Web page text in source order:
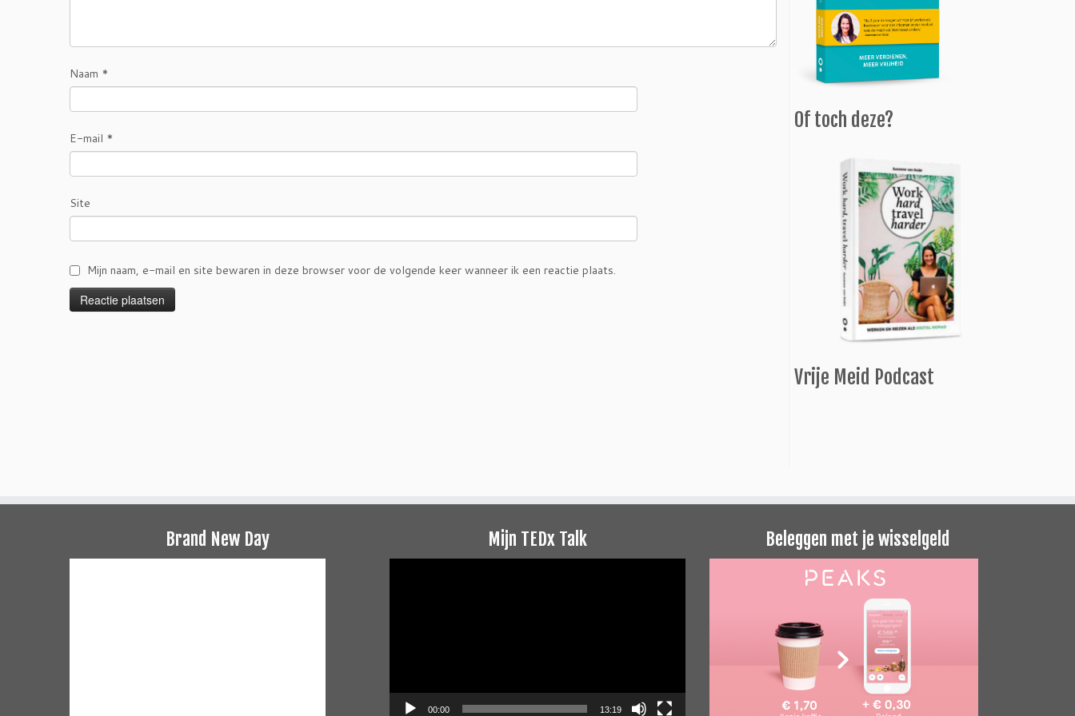
Naam *
E-mail *
Site
Mijn naam, e-mail en site bewaren in deze browser voor de volgende keer wanneer ik een reactie plaats.
Of toch deze?
Vrije Meid Podcast
Brand New Day Mijn TEDx Talk
00:00 13:19
Beleggen met je wisselgeld